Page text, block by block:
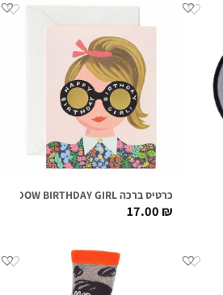
כרטיס ברכה MEADOW BIRTHDAY GIRL
17.00₪